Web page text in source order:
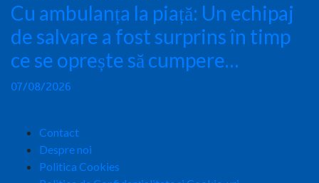
Cu ambulanța la piață: Un echipaj
de salvare a fost surprins în timp
ce se oprește să cumpere…
07/08/2026
Contact
Despre noi
Politica Cookies